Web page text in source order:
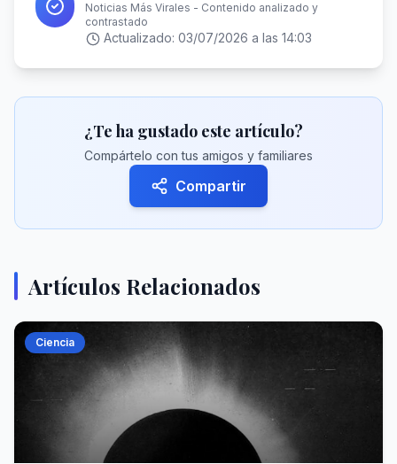
Noticias Más Virales - Contenido analizado y
contrastado
Actualizado: 03/07/2026 a las 14:03
¿Te ha gustado este artículo?
Compártelo con tus amigos y familiares
Compartir
Artículos Relacionados
Ciencia